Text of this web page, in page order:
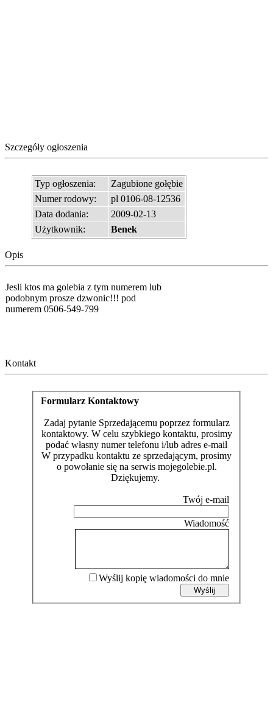
Szczegóły ogłoszenia
Typ ogłoszenia:
Zagubione gołębie
Numer rodowy:
pl 0106-08-12536
Data dodania:
2009-02-13
Użytkownik:
Benek
Opis
Jesli ktos ma golebia z tym numerem lub
podobnym prosze dzwonic!!! pod
numerem 0506-549-799
Kontakt
Formularz Kontaktowy
Zadaj pytanie Sprzedającemu poprzez formularz
kontaktowy. W celu szybkiego kontaktu, prosimy
podać własny numer telefonu i/lub adres e-mail
W przypadku kontaktu ze sprzedającym, prosimy
o powołanie się na serwis mojegolebie.pl.
Dziękujemy.
Wiadomość
Wyślij kopię wiadomości do mnie